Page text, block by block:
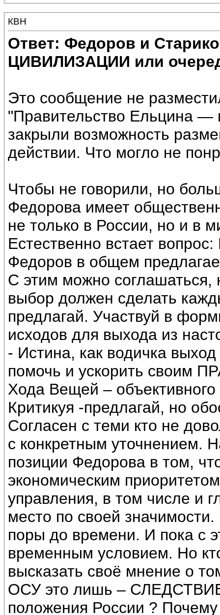
КВН
Ответ: Федоров и
ЦИВИЛИЗАЦИИ или
Это сообщение не
"Правительство Ельцина
закрыли возможность
действии. Что могло не
Чтобы не говорили, но
Федорова имеет
не только в России, но и в
Естественно встает
Федоров в общем
С этим можно соглашаться,
выбор должен сделать
предлагай. Участвуй в
исходов для выхода из
- Истина, как водичка
помочь и ускорить своим
Хода Вещей –
Критикуя -предлагай, но
Согласен с теми кто не
с конкретным уточнением.
позиции Федорова в том,
экономическим
управления, в том числе и
место по своей
поры до времени. И пока с
временным условием. Но
высказать своё мнение о
ОСУ это лишь –
положения России ?